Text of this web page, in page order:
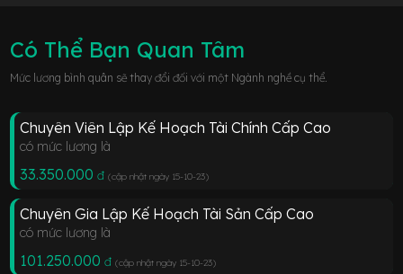
Có Thể Bạn Quan Tâm
Mức lương bình quân sẽ thay đổi đối với một Ngành nghề cụ thể.
Chuyên Viên Lập Kế Hoạch Tài Chính Cấp Cao
có mức lương là
33.350.000 đ (cập nhật ngày 15-10-23)
Chuyên Gia Lập Kế Hoạch Tài Sản Cấp Cao
có mức lương là
101.250.000 đ (cập nhật ngày 15-10-23)